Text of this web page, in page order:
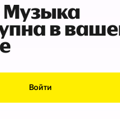
Музыка
в
Войти